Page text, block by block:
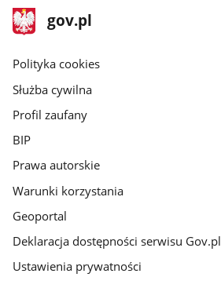
stopka
gov.pl
Strona
gov.pl
gov.pl
Polityka cookies
Służba cywilna
Profil zaufany
BIP
Prawa autorskie
Warunki korzystania
Geoportal
Deklaracja dostępności serwisu Gov.pl
Ustawienia prywatności